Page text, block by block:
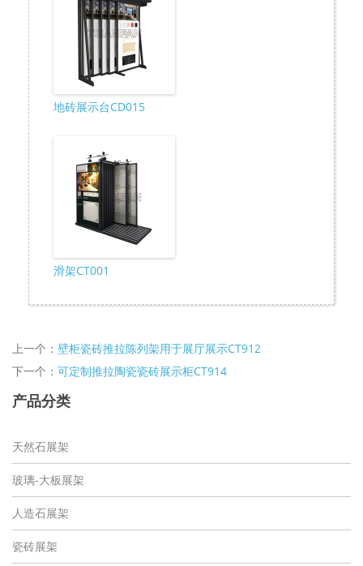
地砖展示台CD015
滑架CT001
上一个： 壁柜瓷砖推拉陈列架用于展厅展示CT912
下一个： 可定制推拉陶瓷瓷砖展示柜CT914
产品分类
天然石展架
玻璃-大板展架
人造石展架
瓷砖展架